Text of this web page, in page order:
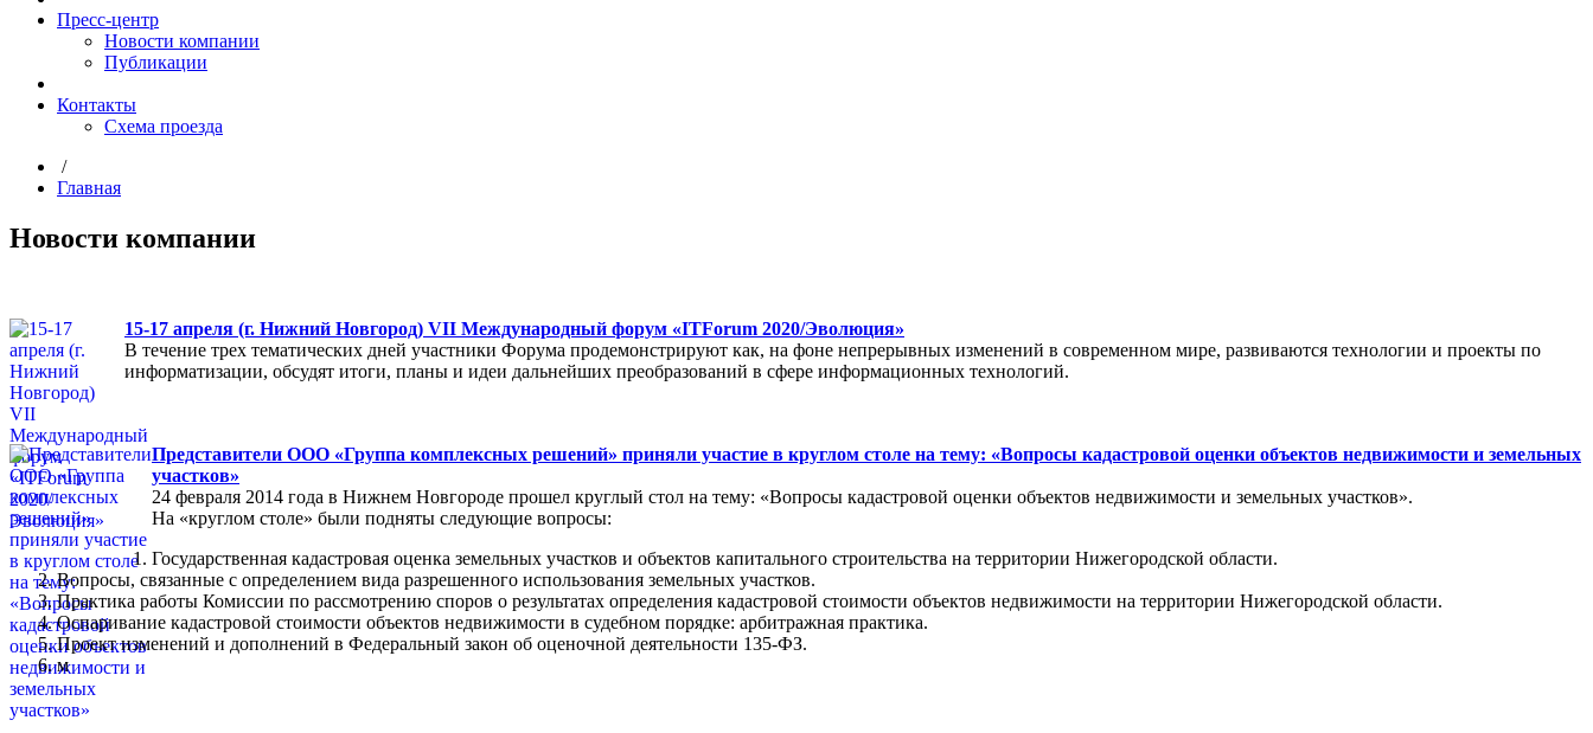
Пресс-центр
Новости компании
Публикации
Контакты
Схема проезда
/
Главная
Новости компании
15-17 апреля (г. Нижний Новгород) VII Международный форум «ITForum 2020/Эволюция»
В течение трех тематических дней участники Форума продемонстрируют как, на фоне непрерывных изменений в современном мире, развиваются технологии и проекты по
информатизации, обсудят итоги, планы и идеи дальнейших преобразований в сфере информационных технологий.
Представители ООО «Группа комплексных решений» приняли участие в круглом столе на тему: «Вопросы кадастровой оценки объектов недвижимости и земельных
участков»
24 февраля 2014 года в Нижнем Новгороде прошел круглый стол на тему: «Вопросы кадастровой оценки объектов недвижимости и земельных участков».
На «круглом столе» были подняты следующие вопросы:
Государственная кадастровая оценка земельных участков и объектов капитального строительства на территории Нижегородской области.
Вопросы, связанные с определением вида разрешенного использования земельных участков.
Практика работы Комиссии по рассмотрению споров о результатах определения кадастровой стоимости объектов недвижимости на территории Нижегородской области.
Оспаривание кадастровой стоимости объектов недвижимости в судебном порядке: арбитражная практика.
Проект изменений и дополнений в Федеральный закон об оценочной деятельности 135-ФЗ.
м